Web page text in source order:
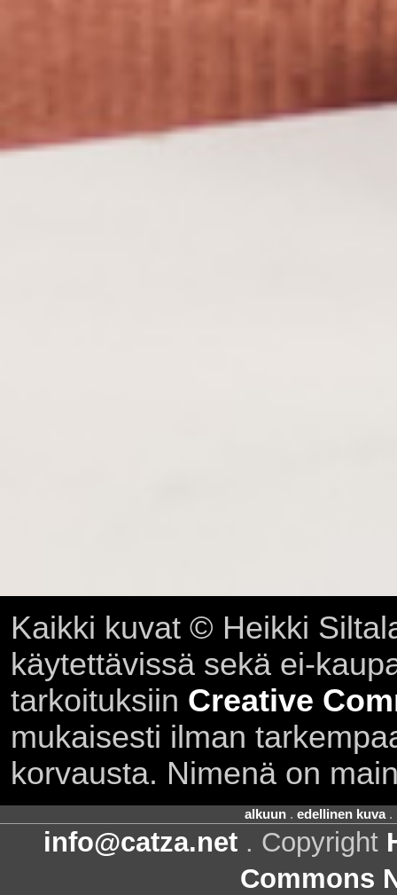
Kaikki kuvat © Heikki
käytettävissä sekä ei-
tarkoituksiin Creative
mukaisesti ilman
korvausta. Nimenä on
alkuun. edellinen kuva.
info@catza.net . Copyright
Commons